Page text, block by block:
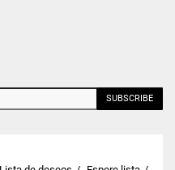
SUBSCRIBE